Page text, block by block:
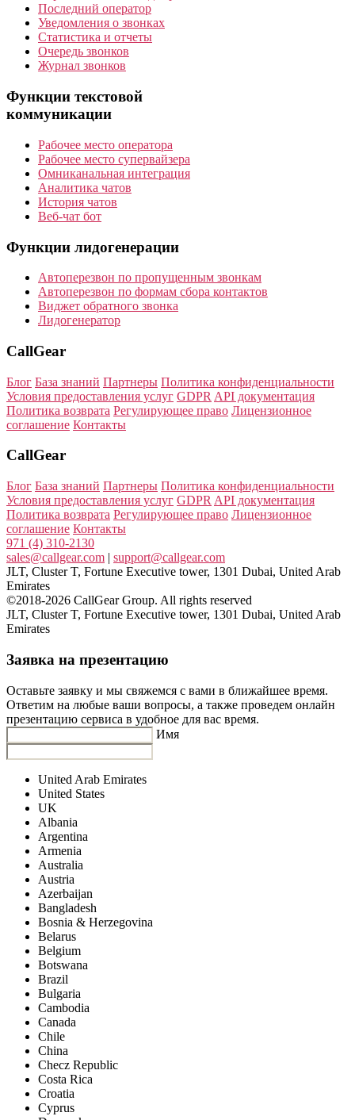
Последний оператор
Уведомления о звонках
Статистика и отчеты
Очередь звонков
Журнал звонков
Функции текстовой
коммуникации
Рабочее место оператора
Рабочее место супервайзера
Омниканальная интеграция
Аналитика чатов
История чатов
Веб-чат бот
Функции лидогенерации
Автоперезвон по пропущенным звонкам
Автоперезвон по формам сбора контактов
Виджет обратного звонка
Лидогенератор
CallGear
Блог База знаний Партнеры Политика конфиденциальности
Условия предоставления услуг GDPR API документация
Политика возврата Регулирующее право Лицензионное
соглашение Контакты
CallGear
Блог База знаний Партнеры Политика конфиденциальности
Условия предоставления услуг GDPR API документация
Политика возврата Регулирующее право Лицензионное
соглашение Контакты
971 (4) 310-2130
sales@callgear.com | support@callgear.com
JLT, Cluster T, Fortune Executive tower, 1301 Dubai, United Arab
Emirates
©2018-2026 CallGear Group. All rights reserved
JLT, Cluster T, Fortune Executive tower, 1301 Dubai, United Arab
Emirates
Заявка на презентацию
Оставьте заявку и мы свяжемся с вами в ближайшее время.
Ответим на любые ваши вопросы, а также проведем онлайн
презентацию сервиса в удобное для вас время.
Имя
United Arab Emirates
United States
UK
Albania
Argentina
Armenia
Australia
Austria
Azerbaijan
Bangladesh
Bosnia & Herzegovina
Belarus
Belgium
Botswana
Brazil
Bulgaria
Cambodia
Canada
Chile
China
Checz Republic
Costa Rica
Croatia
Cyprus